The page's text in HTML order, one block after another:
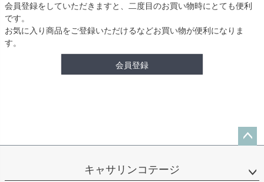
会員登録をしていただきますと、二度目のお買い物時にとても便利
です。
お気に入り商品をご登録いただけるなどお買い物が便利になりま
す。
会員登録
ップ
キャサリンコテージ